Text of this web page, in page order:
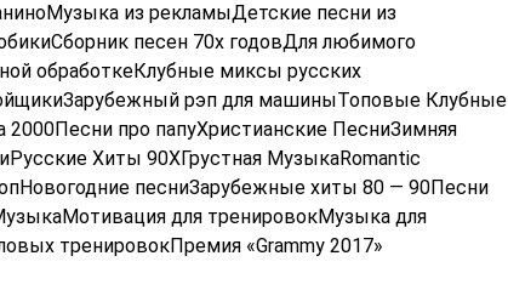
из рекламыДетские песни из
песен 70х годовДля любимого
обработкеКлубные миксы русских
рэп для машиныТоповые Клубные
про папуХристианские ПесниЗимняя
Хиты 90ХГрустная МузыкаRomantic
песниЗарубежные хиты 80 — 90Песни
для тренировокМузыка для
тренировокПремия «Grammy 2017»